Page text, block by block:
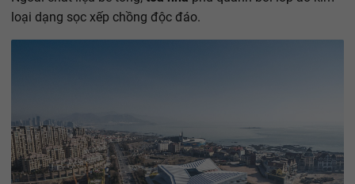
loại dạng sọc xếp chồng độc đáo.